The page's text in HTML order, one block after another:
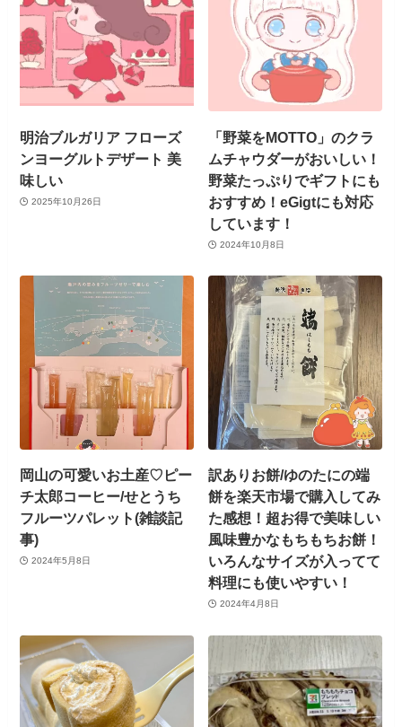
明治ブルガリア フローズ
ンヨーグルトデザート 美
味しい
2025年10月26日
「野菜をMOTTO」のクラ
ムチャウダーがおいしい！
野菜たっぷりでギフトにも
おすすめ！eGigtにも対応
しています！
2024年10月8日
岡山の可愛いお土産♡ピー
チ太郎コーヒー/せとうち
フルーツパレット(雑談記
事)
2024年5月8日
訳ありお餅/ゆのたにの端
餅を楽天市場で購入してみ
た感想！超お得で美味しい
風味豊かなもちもちお餅！
いろんなサイズが入ってて
料理にも使いやすい！
2024年4月8日